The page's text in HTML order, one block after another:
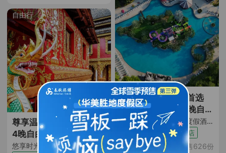
自由行
尊享温德姆·西双版纳5日
4晚自由行 | 悠闲慢享旅
途
悠享时光·宿雨林公园戴斯温德姆（连住4晚网评4钻酒店含双早 酒店近勐泐大佛寺景区 热带植被环绕 恒温泳池+往返机票+含10kg托运行李额）
亲子王牌首选
+泰国普吉岛7日5晚自由
行
深度体验·（芭东心爱度假酒店+步行 3 分钟到芭东海滩+三个独特泳池+水上乐园滑滑梯+亲子蘑菇屋+闹中取静+花园式度假）
亲子旅行 亲子酒店
￥2799 起 已售626份